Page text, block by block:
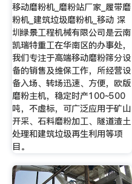
移动磨粉机_磨粉站厂家_履带磨
粉机_建筑垃圾磨粉机_移动 深
圳绿景工程机械有限公司是云南
凯瑞特重工在华南区的办事处，
我们专注于高端移动磨粉筛分设
备的销售及维保工作，所经营设
备入场、转场迅速、方便，欧版
磨粉主机，稳定时产100~500
吨，不虚标，可广泛应用于矿山
开采、石料磨粉加工、隧道渣土
处理和建筑垃圾再生利用等项
目。